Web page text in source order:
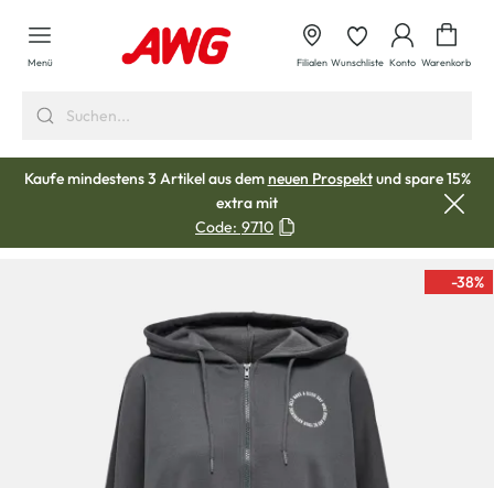
springen
Menü Filialen Wunschliste Konto Warenkorb
Kaufe mindestens 3 Artikel aus demneuen Prospektund spare 15%
extra mit
Code: 9710
-38%